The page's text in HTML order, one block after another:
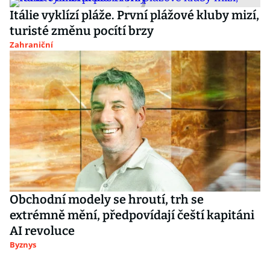
Itálie vyklízí pláže. První plážové kluby mizí,
turisté změnu pocítí brzy
Zahraniční
Obchodní modely se hroutí, trh se
extrémně mění, předpovídají čeští kapitáni
AI revoluce
Byznys